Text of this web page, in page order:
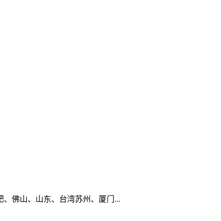
佛山、山东、台湾苏州、厦门...